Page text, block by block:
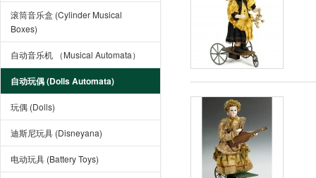
滚筒音乐盒 (Cylinder Musical
Boxes)
自动音乐机 （Musical Automata）
自动玩偶 (Dolls Automata)
玩偶 (Dolls)
迪斯尼玩具 (Disneyana)
电动玩具 (Battery Toys)